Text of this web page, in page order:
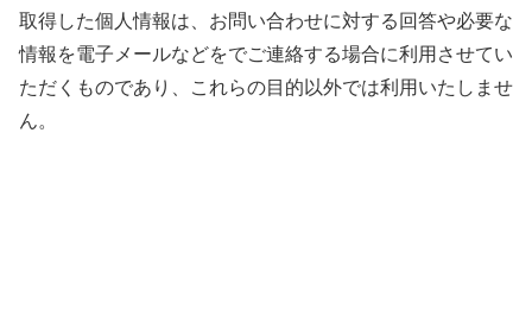
取得した個人情報は、お問い合わせに対する回答や必要な
情報を電子メールなどをでご連絡する場合に利用させてい
ただくものであり、これらの目的以外では利用いたしませ
ん。